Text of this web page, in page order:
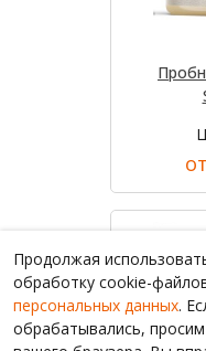
Продолжая
обработку cookie-
персональных данных.
обрабатывались,